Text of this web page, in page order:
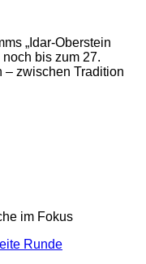
„Idar-Oberstein
bis zum 27.
– zwischen Tradition
im Fokus
Runde